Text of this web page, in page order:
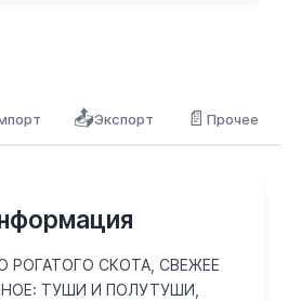
📤Экспорт 📄Прочее
РОГАТОГО СКОТА, СВЕЖЕЕ
ТУШИ И ПОЛУТУШИ,